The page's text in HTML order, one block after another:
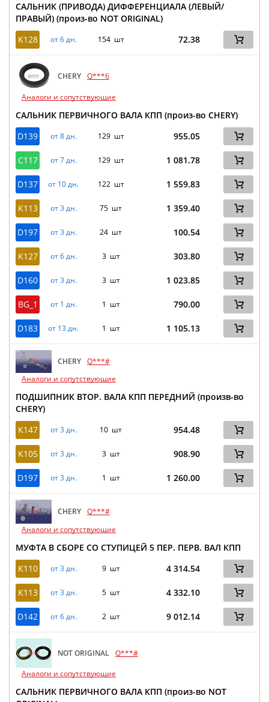
САЛЬНИК (ПРИВОДА) ДИФФЕРЕНЦИАЛА (ЛЕВЫЙ/
ПРАВЫЙ) (произ-во NOT ORIGINAL)
K128
от 6 дн. 154 шт 72.38
CHERY Q***6
Аналоги и сопутствующие
САЛЬНИК ПЕРВИЧНОГО ВАЛА КПП (произ-во CHERY)
D139
от 8 дн. 129 шт 955.05
C117 от 7 дн. 129 шт 1 081.78
D137 от 10 дн. 122 шт 1 559.83
K113 от 3 дн. 75 шт 1 359.40
D197 от 3 дн. 24 шт 100.54
K127 от 6 дн. 3 шт 303.80
D160 от 3 дн. 3 шт 1 023.85
BG_1 от 1 дн. 1 шт 790.00
D183 от 13 дн. 1 шт 1 105.13
CHERY Q***#
Аналоги и сопутствующие
ПОДШИПНИК ВТОР. ВАЛА КПП ПЕРЕДНИЙ (произв-во
CHERY)
K147
от 3 дн. 10 шт 954.48
K105 от 3 дн. 3 шт 908.90
D197 от 3 дн. 1 шт 1 260.00
CHERY Q***#
Аналоги и сопутствующие
МУФТА В СБОРЕ СО СТУПИЦЕЙ 5 ПЕР. ПЕРВ. ВАЛ КПП
K110
от 3 дн. 9 шт 4 314.54
K113 от 3 дн. 5 шт 4 332.10
D142 от 6 дн. 2 шт 9 012.14
NOT ORIGINAL Q***#
Аналоги и сопутствующие
САЛЬНИК ПЕРВИЧНОГО ВАЛА КПП (произ-во NOT